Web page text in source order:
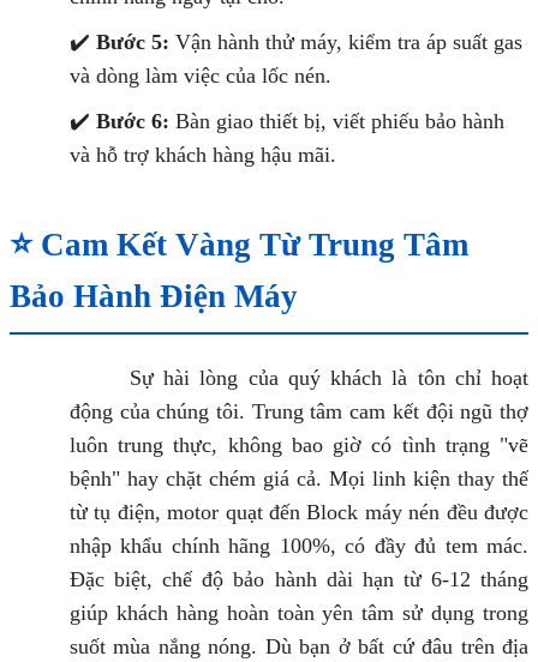
✔️ Bước 5: Vận hành thử máy, kiểm tra áp suất gas
và dòng làm việc của lốc nén.
✔️ Bước 6: Bàn giao thiết bị, viết phiếu bảo hành
và hỗ trợ khách hàng hậu mãi.
⭐ Cam Kết Vàng Từ Trung Tâm
Bảo Hành Điện Máy
Sự hài lòng của quý khách là tôn chỉ hoạt
động của chúng tôi. Trung tâm cam kết đội ngũ thợ
luôn trung thực, không bao giờ có tình trạng "vẽ
bệnh" hay chặt chém giá cả. Mọi linh kiện thay thế
từ tụ điện, motor quạt đến Block máy nén đều được
nhập khẩu chính hãng 100%, có đầy đủ tem mác.
Đặc biệt, chế độ bảo hành dài hạn từ 6-12 tháng
giúp khách hàng hoàn toàn yên tâm sử dụng trong
suốt mùa nắng nóng. Dù bạn ở bất cứ đâu trên địa